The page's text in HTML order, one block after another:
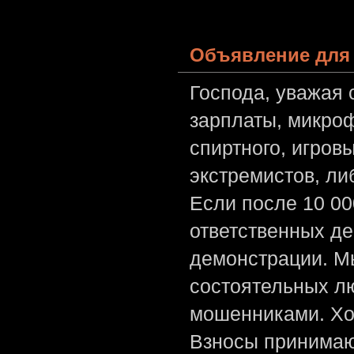
Объявление для
Господа,
зарплаты,
спиртного,
экстремистов,
Если после 10
ответственных
демонстрации.
состоятельных
мошенниками.
Взносы